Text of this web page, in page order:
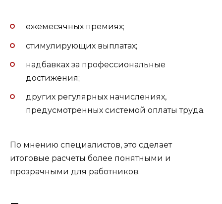
ежемесячных премиях;
стимулирующих выплатах;
надбавках за профессиональные
достижения;
других регулярных начислениях,
предусмотренных системой оплаты труда.
По мнению специалистов, это сделает
итоговые расчеты более понятными и
прозрачными для работников.